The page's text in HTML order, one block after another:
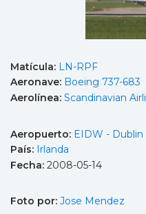
Matícula: LN-RPF
Aeronave: Boeing 737-683
Aerolínea: Scandinavian
Aeropuerto: EIDW - Dublin
País: Irlanda
Fecha: 2008-05-14
Foto por: Jose Mendez